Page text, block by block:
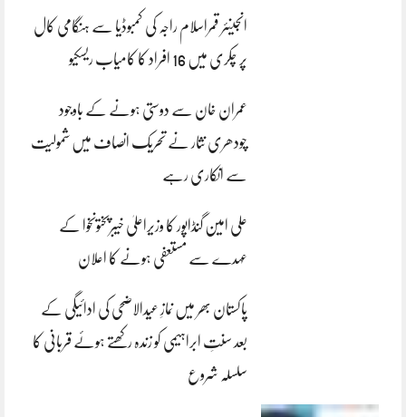
انجینئر قمراسلام راجہ کی کمبوڈیا سے ہنگامی کال
پر چکری میں 16 افراد کا کامیاب ریسکیو
عمران خان سے دوستی ہونے کے باوجود
چودھری نثار نے تحریک انصاف میں شمولیت
سے انکاری رہے
علی امین گنڈاپور کا وزیراعلیٰ خیبرپختونخوا کے
عہدے سے مستعفی ہونے کا اعلان
پاکستان بھر میں نمازِ عیدالاضحی کی ادائیگی کے
بعد سنتِ ابراہیمی کو زندہ رکھتے ہوئے قربانی کا
سلسلہ شروع